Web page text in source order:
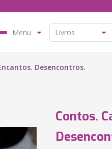
Menu
Desencontros.
Contos.